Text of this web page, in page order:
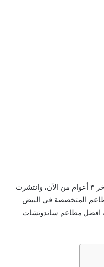
ظهرت فكرة “مطاعم البيض” خلال آخر ٣ أعوام من الآن، وانتشرت
المتخصصة في البيض
افضل مطاعم ساندوتشات